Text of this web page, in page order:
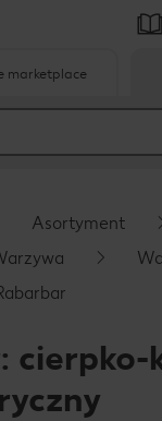
boczny
marketplace
Asortyment
cierpko-